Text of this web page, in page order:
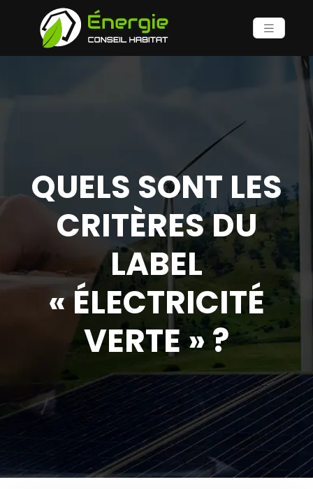
QUELS SONT LES
CRITÈRES DU
LABEL
« ÉLECTRICITÉ
VERTE » ?